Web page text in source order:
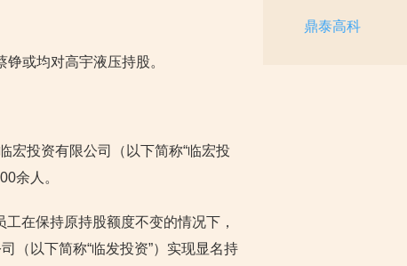
或均对高宇液压持股。
宏投资有限公司（以下简称“临宏投
余人。
在保持原持股额度不变的情况下，
（以下简称“临发投资”）实现显名持
鼎泰高科